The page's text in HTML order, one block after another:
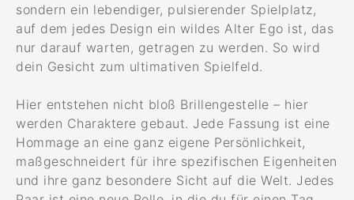
sondern ein lebendiger, pulsierender Spielplatz,
auf dem jedes Design ein wildes Alter Ego ist, das
nur darauf warten, getragen zu werden. So wird
dein Gesicht zum ultimativen Spielfeld.
Hier entstehen nicht bloß Brillengestelle – hier
werden Charaktere gebaut. Jede Fassung ist eine
Hommage an eine ganz eigene Persönlichkeit,
maßgeschneidert für ihre spezifischen Eigenheiten
und ihre ganz besondere Sicht auf die Welt. Jedes